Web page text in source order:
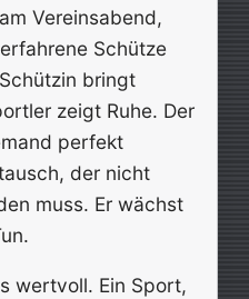
Vereinsabend,
Schütze
bringt
zeigt Ruhe. Der
perfekt
der nicht
muss. Er wächst
wertvoll. Ein Sport,